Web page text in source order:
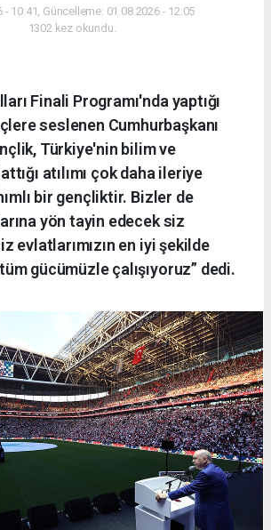
- 10:41, Güncelleme: 01.08.2026 - 12:05
1302 kez okundu.
Finali Programı'nda yaptığı
seslenen Cumhurbaşkanı
Türkiye'nin bilim ve
atılımı çok daha ileriye
bir gençliktir. Bizler de
yön tayin edecek siz
evlatlarımızın en iyi şekilde
gücümüzle çalışıyoruz” dedi.